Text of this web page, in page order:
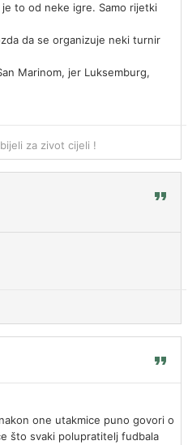
to od neke igre. Samo rijetki
da se organizuje neki turnir
Marinom, jer Luksemburg,
za zivot cijeli !
one utakmice puno govori o
što svaki polupratitelj fudbala